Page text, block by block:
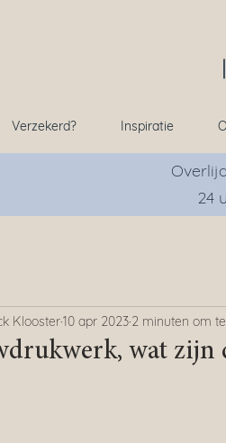
Verzekerd? Inspiratie
24
wat zijn
Klooster10 apr 2023 2 minuten om